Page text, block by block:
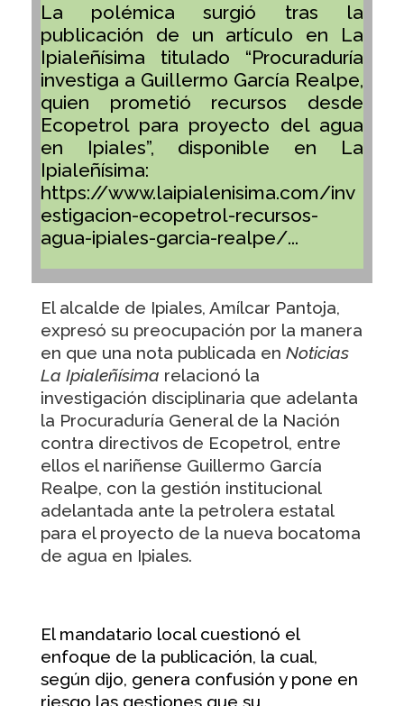
La polémica surgió tras la
publicación de un artículo en La
Ipialeñísima titulado “Procuraduría
investiga a Guillermo García Realpe,
quien prometió recursos desde
Ecopetrol para proyecto del agua
en Ipiales”, disponible en La
Ipialeñísima:
https://www.laipialenisima.com/inv
estigacion-ecopetrol-recursos-
agua-ipiales-garcia-realpe/...
El alcalde de Ipiales, Amílcar Pantoja,
expresó su preocupación por la manera
en que una nota publicada en Noticias
La Ipialeñísima relacionó la
investigación disciplinaria que adelanta
la Procuraduría General de la Nación
contra directivos de Ecopetrol, entre
ellos el nariñense Guillermo García
Realpe, con la gestión institucional
adelantada ante la petrolera estatal
para el proyecto de la nueva bocatoma
de agua en Ipiales.
El mandatario local cuestionó el
enfoque de la publicación, la cual,
según dijo, genera confusión y pone en
riesgo las gestiones que su